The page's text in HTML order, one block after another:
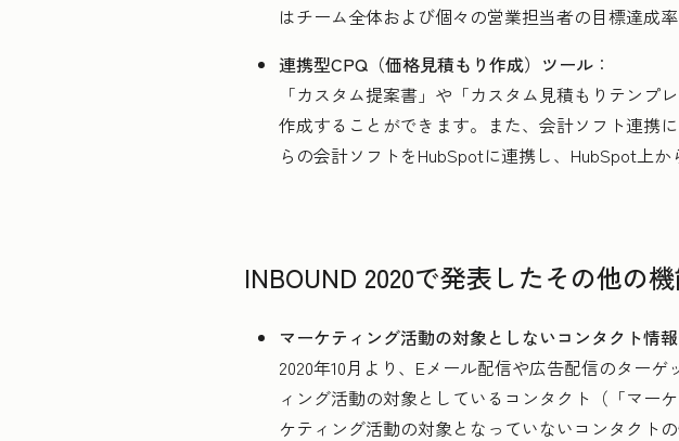
はチーム全体および個々の営業担当者の目標達成
連携型CPQ（価格見積もり作成）ツール：
「カスタム提案書」や「カスタム見積もりテン
作成することができます。また、会計ソフト連携
らの会計ソフトをHubSpotに連携し、HubSpot上
INBOUND 2020で発表したその他の
マーケティング活動の対象としないコンタクト情
2020年10月より、Eメール配信や広告配信のター
ィング活動の対象としているコンタクト（「マー
ケティング活動の対象となっていないコンタクト